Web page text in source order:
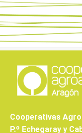
Cooperativas
P.º Echegaray y